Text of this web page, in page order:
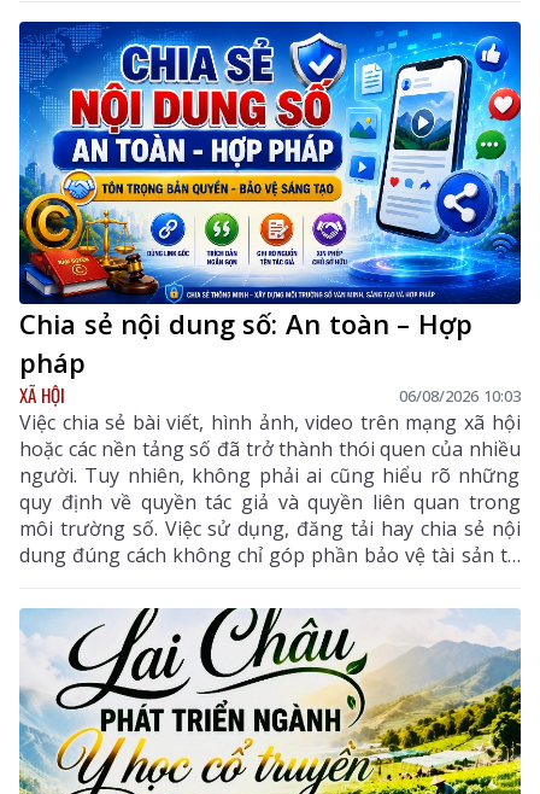
Chia sẻ nội dung số: An toàn – Hợp
pháp
XÃ HỘI 06/08/2026 10:03
Việc chia sẻ bài viết, hình ảnh, video trên mạng xã hội
hoặc các nền tảng số đã trở thành thói quen của nhiều
người. Tuy nhiên, không phải ai cũng hiểu rõ những
quy định về quyền tác giả và quyền liên quan trong
môi trường số. Việc sử dụng, đăng tải hay chia sẻ nội
dung đúng cách không chỉ góp phần bảo vệ tài sản trí
tuệ của tác giả, mà còn giúp mỗi cá nhân tránh những
vi phạm pháp luật khi tham gia không gian mạng.